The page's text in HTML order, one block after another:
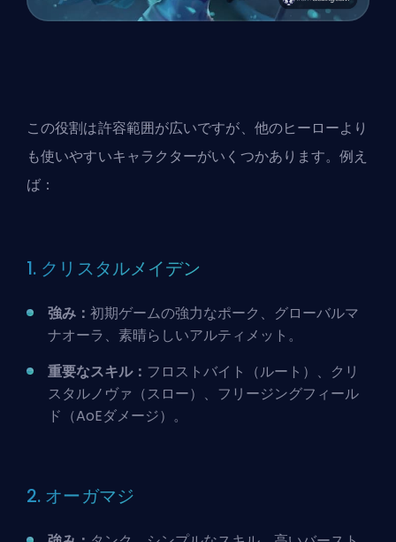
この役割は許容範囲が広いですが、他のヒーローより
も使いやすいキャラクターがいくつかあります。例え
ば：
1. クリスタルメイデン
強み： 初期ゲームの強力なポーク、グローバルマ
ナオーラ、素晴らしいアルティメット。
重要なスキル： フロストバイト（ルート）、クリ
スタルノヴァ（スロー）、フリージングフィール
ド（AoEダメージ）。
2. オーガマジ